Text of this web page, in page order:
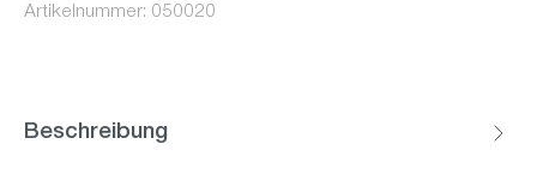
Artikelnummer: 050020
Beschreibung